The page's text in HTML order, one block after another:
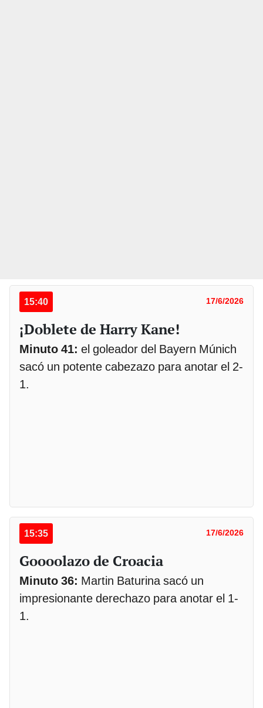
15:40 17/6/2026
¡Doblete de Harry Kane!
Minuto 41: el goleador del Bayern Múnich
sacó un potente cabezazo para anotar el 2-
1.
15:35 17/6/2026
Goooolazo de Croacia
Minuto 36: Martin Baturina sacó un
impresionante derechazo para anotar el 1-
1.